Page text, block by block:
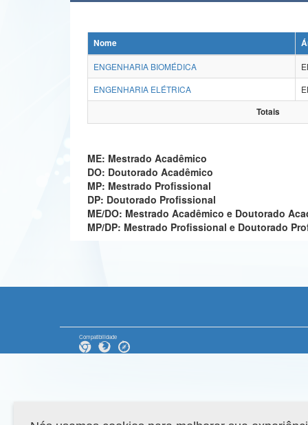
Nome
ENGENHARIA BIOMÉDICA
ENGENHARIA ELÉTRICA
Totais
ME: Mestrado Acadêmico
DO: Doutorado Acadêmico
MP: Mestrado Profissional
DP: Doutorado Profissional
ME/DO: Mestrado Acadêmico e Doutorado
MP/DP: Mestrado Profissional e Doutorado
Compatibilidade